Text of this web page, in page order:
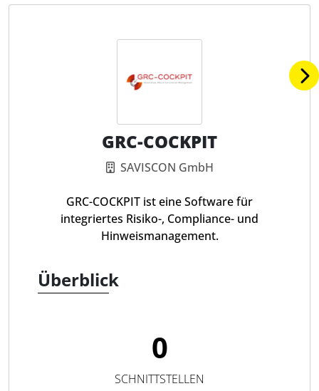
GRC-COCKPIT
SAVISCON GmbH
GRC-COCKPIT ist eine Software für
integriertes Risiko-, Compliance- und
Hinweismanagement.
Überblick
0
SCHNITTSTELLEN